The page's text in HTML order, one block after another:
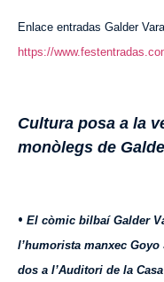
Enlace entradas Galder
https://
Cultura posa a la
monòlegs de
• El còmic bilbaí Galder
l’humorista manxec
dos a l’Auditori de la